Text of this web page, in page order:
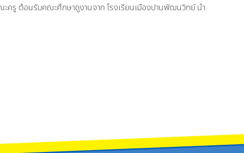
ะครู ต้อนรับคณะศึกษาดูงานจาก โรงเรียนเมืองปานพัฒนวิทย์ นำ
ษาปีที่ 1 ประจำปีการศึกษา 2568 ประเภทความสามารถพิเศษ โดยสอบปฏิบัติ สอบสั
ณะครู ดำเนินการประชุมเพื่อปรึกษาหารือในการวางแผนดำเนินงานต่าง ๆ เพื่อร่ว